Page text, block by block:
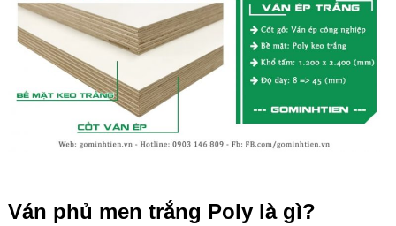
Ván phủ men trắng Poly là gì?